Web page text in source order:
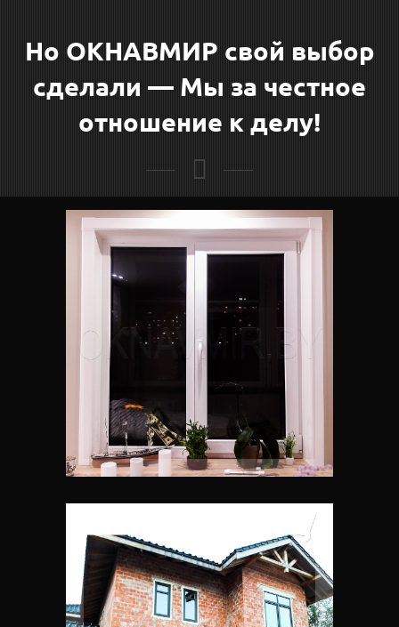
Но ОКНАВМИР свой выбор
сделали — Мы за честное
отношение к делу!